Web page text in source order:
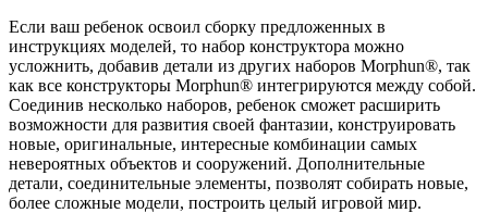
Если ваш ребенок освоил сборку предложенных в
инструкциях моделей, то набор конструктора можно
усложнить, добавив детали из других наборов Morphun®, так
как все конструкторы Morphun® интегрируются между собой.
Соединив несколько наборов, ребенок сможет расширить
возможности для развития своей фантазии, конструировать
новые, оригинальные, интересные комбинации самых
невероятных объектов и сооружений. Дополнительные
детали, соединительные элементы, позволят собирать новые,
более сложные модели, построить целый игровой мир.